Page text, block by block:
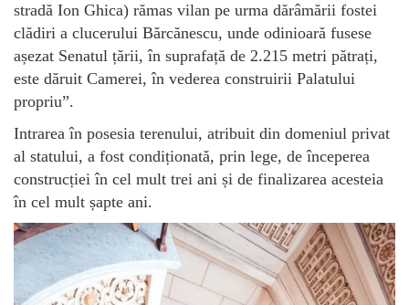
stradă Ion Ghica) rămas vilan pe urma dărâmării fostei
clădiri a clucerului Bărcănescu, unde odinioară fusese
așezat Senatul țării, în suprafață de 2.215 metri pătrați,
este dăruit Camerei, în vederea construirii Palatului
propriu”.
Intrarea în posesia terenului, atribuit din domeniul privat
al statului, a fost condiționată, prin lege, de începerea
construcției în cel mult trei ani și de finalizarea acesteia
în cel mult șapte ani.